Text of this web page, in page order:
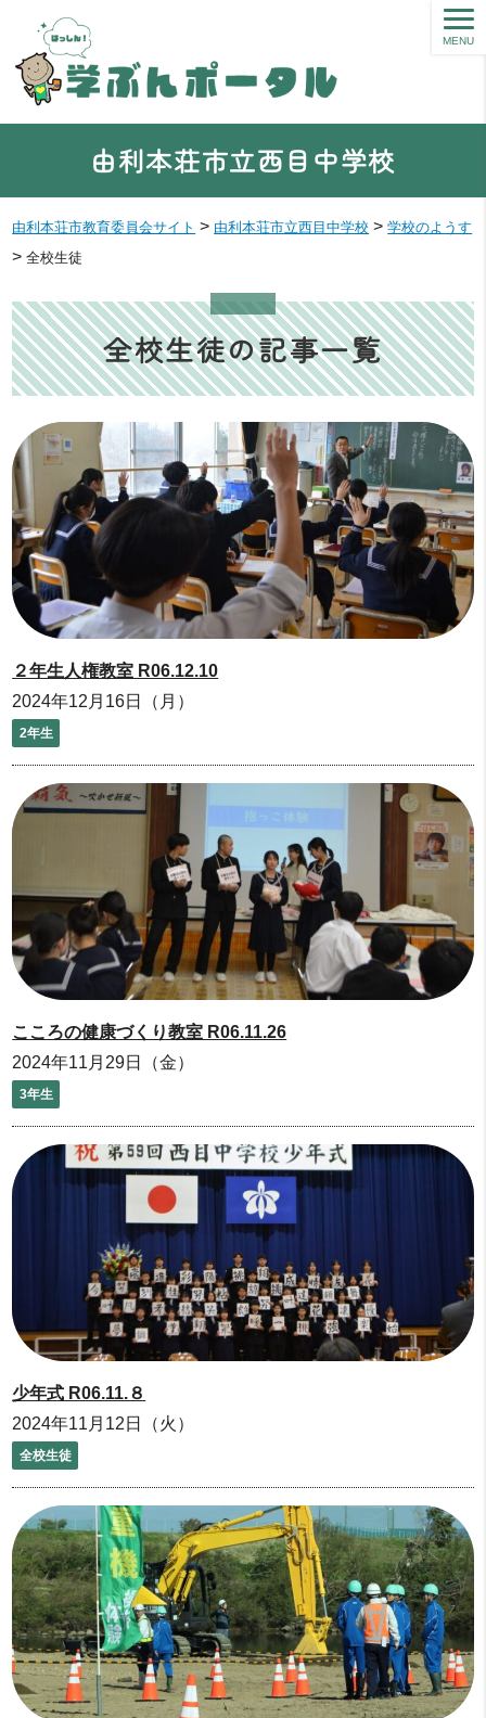
由利本荘市立西目中学校
MENU
由利本荘市教育委員会サイト > 由利本荘市立西目中学校 >学校のようす
>全校生徒
全校生徒の記事一覧
２年生人権教室 R06.12.10
2024年12月16日（月）
2年生
こころの健康づくり教室 R06.11.26
2024年11月29日（金）
3年生
少年式 R06.11.８
2024年11月12日（火）
全校生徒